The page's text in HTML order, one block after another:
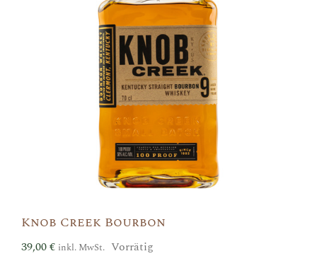
Knob Creek Bourbon
39,00€ inkl. MwSt. Vorrätig